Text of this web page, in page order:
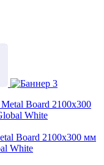
Board 2100x300 мм
White